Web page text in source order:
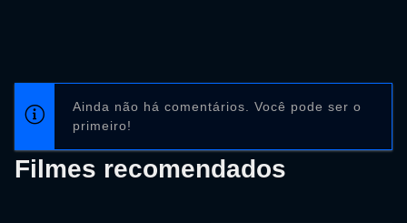
Ainda não há comentários. Você pode ser o
primeiro!
Filmes recomendados